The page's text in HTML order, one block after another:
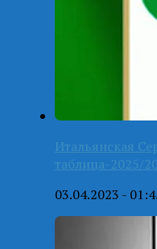
Итальянская
таблица-2025/
03.04.2023 -